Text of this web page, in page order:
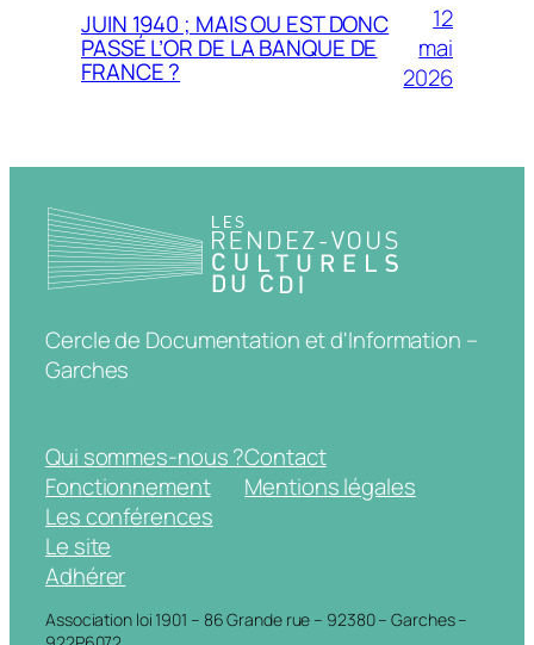
JUIN 1940 ; MAIS OU EST DONC
PASSÉ L’OR DE LA BANQUE DE
FRANCE ?
12
mai
2026
Cercle de Documentation et d'Information –
Garches
Qui sommes-nous ?
Fonctionnement
Les conférences
Le site
Adhérer
Contact
Mentions légales
Association loi 1901 – 86 Grande rue – 92380 – Garches –